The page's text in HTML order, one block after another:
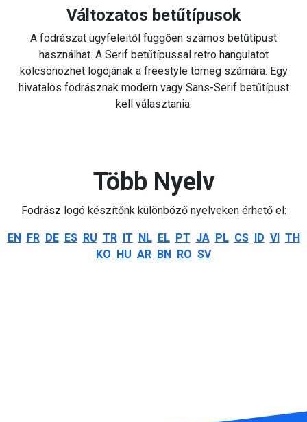
Változatos betűtípusok
A fodrászat ügyfeleitől függően számos betűtípust
használhat. A Serif betűtípussal retro hangulatot
kölcsönözhet logójának a freestyle tömeg számára. Egy
hivatalos fodrásznak modern vagy Sans-Serif betűtípust
kell választania.
Több Nyelv
Fodrász logó készítőnk különböző nyelveken érhető el:
EN FR DE ES RU TR IT NL EL PT JA PL CS ID VI TH
KO HU AR BN RO SV